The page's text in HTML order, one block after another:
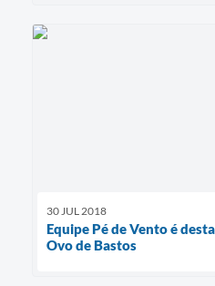
30 JUL 2018
Equipe Pé de Vento é
Ovo de Bastos